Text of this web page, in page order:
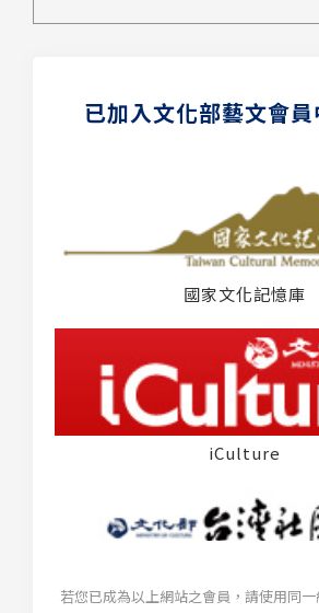
已加入文化部藝文會
國家文化記憶庫
iCulture
若您已成為以上網站之會員，請使用同